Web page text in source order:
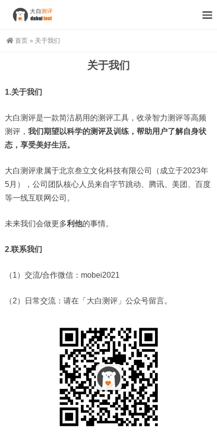
首页 » 关于我们
关于我们
1.关于我们
大白测评是一款简洁易用的测评工具，收录智力测评等高频
测评， 我们期望以科学的测评及训练，帮助用户了解自身状
态，享受美好生活。
大白测评隶属于北京叁立文化科技有限公司（成立于2023年
5月），公司团队核心人员来自字节跳动、腾讯、美团、百度
等一线互联网公司。
未来我们会做更多利他的事情。
2.联系我们
（1）交流/合作微信：mobei2021
（2）日常交流：请在「大白测评」公众号留言。